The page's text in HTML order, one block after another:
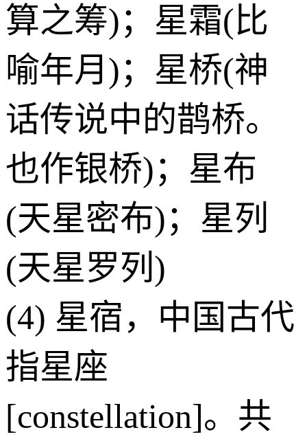
算之筹)；星霜(比
喻年月)；星桥(神
话传说中的鹊桥。
也作银桥)；星布
(天星密布)；星列
(天星罗列)
(4) 星宿，中国古代
指星座
[constellation]。共